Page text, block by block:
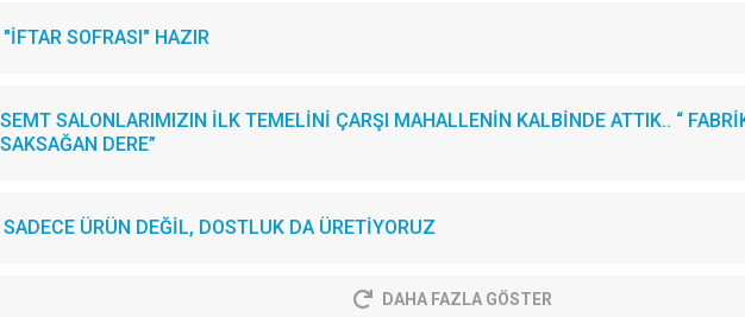
"İFTAR SOFRASI" HAZIR
SEMT SALONLARIMIZIN İLK TEMELİNİ ÇARŞI MAHALLENİN KALBİNDE ATTIK.. “
SAKSAĞAN DERE”
SADECE ÜRÜN DEĞİL, DOSTLUK DA ÜRETİYORUZ
DAHA FAZLA GÖSTER